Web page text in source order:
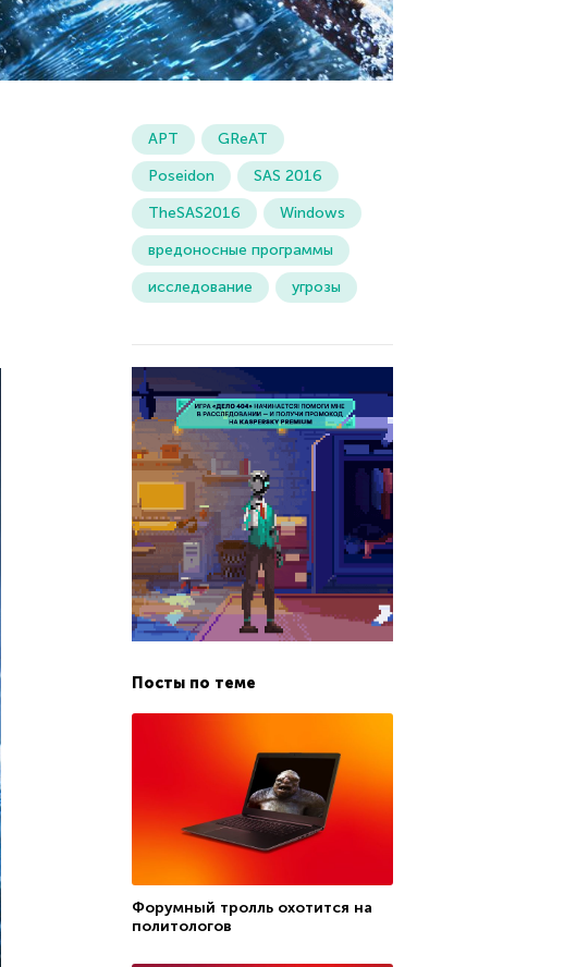
APT
GReAT
Poseidon
SAS 2016
TheSAS2016
Windows
вредоносные программы
исследование
угрозы
Посты по теме
Форумный тролль охотится на
политологов